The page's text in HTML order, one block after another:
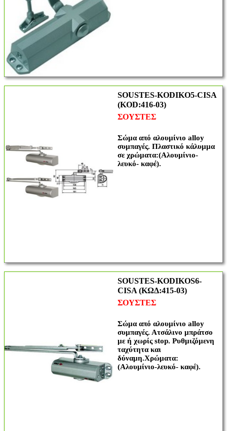
SOUSTES-KODIKO5-CISA
(KOD:416-03)
ΣΟΥΣΤΕΣ
Σώμα από αλουμίνιο alloy
συμπαγές. Πλαστικό κάλυμμα
σε χρώματα:(Αλουμίνιο-
λευκό- καφέ).
SOUSTES-KODIKOS6-
CISA (ΚΩΔ:415-03)
ΣΟΥΣΤΕΣ
Σώμα από αλουμίνιο alloy
συμπαγές. Ατσάλινο μπράτσο
με ή χωρίς stop. Ρυθμιζόμενη
ταχύτητα και
δύναμη.Χρώματα:
(Αλουμίνιο-λευκό- καφέ).